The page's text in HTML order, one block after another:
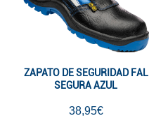
ZAPATO DE SEGURIDAD FAL
SEGURA AZUL
38,95€